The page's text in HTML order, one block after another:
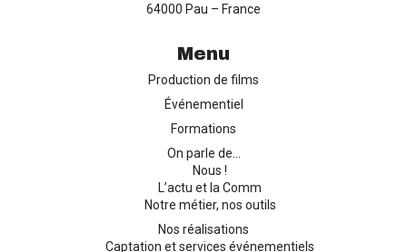
Contact
64000 Pau – France
Menu
Production de films
Événementiel
Formations
On parle de…
Nous !
L’actu et la Comm
Notre métier, nos outils
Nos réalisations
Captation et services événementiels